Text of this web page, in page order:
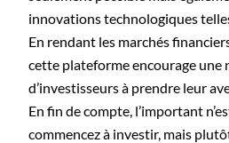
innovations technologiques
En rendant les marchés
cette plateforme encourage une
d’investisseurs à prendre leur
En fin de compte, l’important
commencez à investir, mais